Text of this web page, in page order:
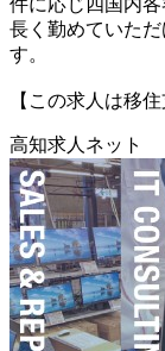
長く勤めていた
す。
【この求人は移
高知求人ネット